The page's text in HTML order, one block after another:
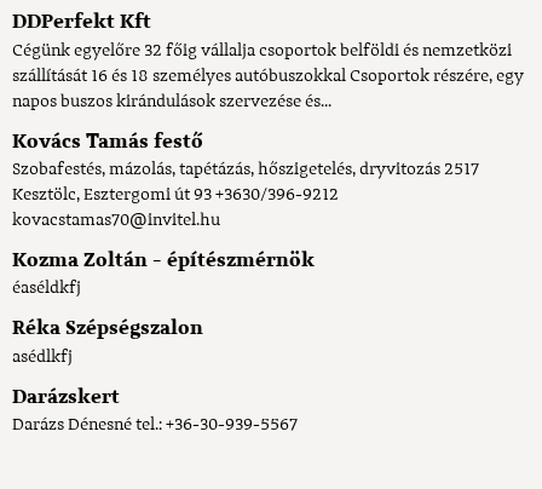
DDPerfekt Kft
Cégünk egyelőre 32 főig vállalja csoportok belföldi és nemzetközi
szállítását 16 és 18 személyes autóbuszokkal Csoportok részére, egy
napos buszos kirándulások szervezése és...
Kovács Tamás festő
Szobafestés, mázolás, tapétázás, hőszigetelés, dryvitozás 2517
Kesztölc, Esztergomi út 93 +3630/396-9212
kovacstamas70@invitel.hu
Kozma Zoltán - építészmérnök
éaséldkfj
Réka Szépségszalon
asédlkfj
Darázskert
Darázs Dénesné tel.: +36-30-939-5567